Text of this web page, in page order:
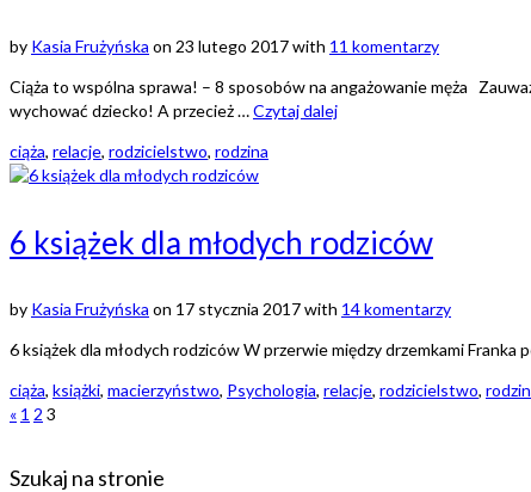
by Kasia Frużyńska on 23 lutego 2017with 11 komentarzy
Ciąża to wspólna sprawa! – 8 sposobów na angażowanie męża
wychować dziecko! A przecież …Czytaj dalej
ciąża, relacje, rodzicielstwo, rodzina
6 książek dla młodych rodziców
by Kasia Frużyńska on 17 stycznia 2017with 14 komentarzy
6 książek dla młodych rodziców W przerwie między drzemkami
ciąża, książki, macierzyństwo, Psychologia, relacje, rodzicielstwo,
« 1 2 3
Szukaj na stronie